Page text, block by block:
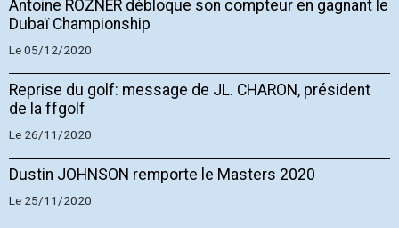
Antoine ROZNER débloque son compteur en gagnant le
Dubaï Championship
Le 05/12/2020
Reprise du golf: message de JL. CHARON, président
de la ffgolf
Le 26/11/2020
Dustin JOHNSON remporte le Masters 2020
Le 25/11/2020